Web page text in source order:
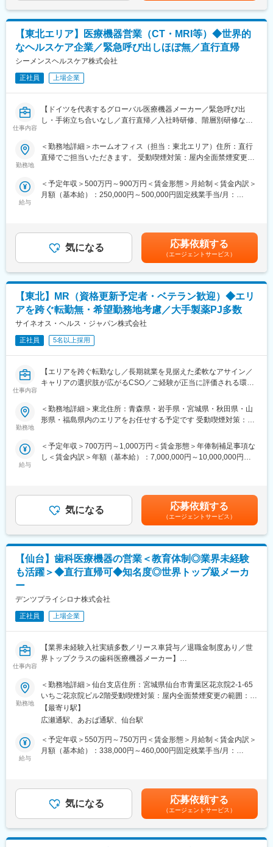
に台湾証券取引所への上場を果たすなど、成長し続けています。
変更の範囲：会社の定める業務
（3）レアディジーズMR：希少疾患の疾患啓発から治療導入に繋
げる活動
【入社後のキャリアパス】
・MRとして専門性を高めていく方やマネジメントにキャリアアッ
プする方、あるいは営業統括部、マーケティング部など営業本部
内の他部署で活躍される方や経営企画部や人事部など営業本部以
外の本部で活躍される方もいます。また、公募制や自己申告制度
を通じて、ご自身のキャリアについて意思表示できる機会もあり
ます。
【社風】
・歴史ある会社ながら、組織はフラットで風通しが良く、チャレ
は「Boost2028～"力強い住友ファーマ"への加速」を掲げ、研究開
発型ファーマとしての価値創造を力強く推進すべく、2026年4月
ようとしています。
・また、積極的にダイバーシティ＆インクルージョンの取組を実
施しており、年齢や性別等の属性にとらわれることなく、能力を
ことに重きを置いています。
変更の範囲：会社の定める業務
【東北エリア】医療機器営業（CT・MRI等）◆世界的
なヘルスケア企業／緊急呼び出しほぼ無／直行直帰
シーメンスヘルスケア株式会社
正社員 上場企業
仕事内容
【ドイツを代表するグローバル医療機器メーカー／緊急呼び出
し・手術立ち合いなし／直行直帰／入社時研修、階層別研修など
働きがい認定企業」受賞】
院に対してシーメンス社製の大型医療機器を納入すべく、営業活
動していただきます。
・自社製品の販売と販売後フォローなどの営業活動やソリューシ
ョン提案
※製品毎に技術営業の方が社内にいるため、専門性が高い分野の営
業は同行します。
■ミッション／身につくスキル
顧客の導入・購入形態に関して多岐にわたる提案を求められるた
め、戦略的な思考で提案型の営業活動を行い、シェア拡大がミッ
ションとなります。
高品質かつ、医療従事者様や患者様にとって使い勝手の良い製品
身に付けられます。
製品研修、3か月程OJTの実施。先輩社員同行のもと従事しながら
他製品のOJT等も実施いたします。
東北営業所は、マネジャー以下６名のチーム構成。
新卒の若手～経験豊富な50代まで幅広い年齢層で、東北6県/4営業
■同社の特徴
CTやMRIなど最先端の画像診断装置、医療ITの分野でも製品やサ
ービスを展開するグローバルリーディングカンパニーで、日本国
内においても130年以上の長い歴史を持ちます。直近では「フォ
トンカウンティングCT」と呼ばれる世界初の高解像度CTを開発販
売するなど、常に製品品質と技術力の高さで高い評価を獲得し続
けております。
勤務地
＜勤務地詳細＞ホームオフィス（担当：東北エリア）住所：直行
直帰でご担当いただきます。 受動喫煙対策：屋内全面禁煙変更の
給与
＜予定年収＞500万円～900万円＜賃金形態＞月給制＜賃金内訳＞
月額（基本給）：250,000円～500,000円固定残業手当/月：
給与詳細は経験・能力・前職給与等を踏まえて決定致します。■昇
給：年1回（10月）■賞与：年2回（6月・12月）賃金はあくまでも
目安の金額であり、選考を通じて上下する可能性があります。月
給(月額)は固定手当を含めた表記です。
気になる 応募依頼する
（エージェントサービス）
【東北】MR（資格更新予定者・ベテラン歓迎）◆エリ
アを跨ぐ転勤無・希望勤務地考慮／大手製薬PJ多数
サイネオス・ヘルス・ジャパン株式会社
正社員 5名以上採用
仕事内容
【エリアを跨ぐ転勤なし／長期就業を見据えた柔軟なアサイン／
キャリアの選択肢が広がるCSO／ご経験が正当に評価される環
【はじめに】
～50代まで幅広く活躍しており、長期就業も叶う環境です。
医師、薬剤師に課題解決するための医薬品情報を提供、副作用情
報を収集を行っていただきます。
《具体的には...》
■新薬のプロモーション
■長期収載品の市場拡大
■ジェネリック医薬品のプロモーション
ご認識の程よろしくお願いします※
【魅力ポイント】
初任地希望だけでなく、エリアを跨いでの転勤はないため、転勤
負担が軽減できます。2ndプロジェクト以降も希望や適性に応じ
■キャリアの選択肢を広げる働き方：
スペシャリティ領域への挑戦、新薬PJなど市場価値を高める機
会、自身の強みを活かしたPJ相談などが可能です。定期的な面談
を通じて、その時々に応じたプロジェクトを提示するなどフレキ
シブルにキャリアが形成できます。その他、本社部門（マネージ
ャー、研修部門など）への道もあります。
また、在籍年数が増えると永年勤続報奨金や四半期一時金などの
手当もアップします。つまり、やりがいや努力がきちんと報われ
る報酬制度になっています。
勤務地
＜勤務地詳細＞東北住所：青森県・岩手県・宮城県・秋田県・山
形県・福島県内のエリアをお任せする予定です 受動喫煙対策：屋
む）
給与
＜予定年収＞700万円～1,000万円＜賃金形態＞年俸制補足事項な
し＜賃金内訳＞年額（基本給）：7,000,000円～10,000,000円＜
年間最大40万円※ただし支給条件有。賃金はあくまでも目安の金
額であり、選考を通じて上下する可能性があります。月給(月額)は
固定手当を含めた表記です。
気になる 応募依頼する
（エージェントサービス）
【仙台】歯科医療機器の営業＜教育体制◎業界未経験
も活躍＞◆直行直帰可◆知名度◎世界トップ級メーカ
ー
デンツプライシロナ株式会社
正社員 上場企業
仕事内容
【業界未経験入社実績多数／リース車貸与／退職金制度あり／世
界トップクラスの歯科医療機器メーカー】
■業務内容
歯科治療用チェアやCAD/CAM機器製品などの歯科医療機器販売デ
ィーラーを介した歯科医院への営業担当の募集です。
■業務詳細
・高額医療機器（150万円～2,000万程度）の提案・販売を行う
・お客様向けのセミナーの企画・実施を行う
行う。
・機器導入前に、歯科医師、歯科医院のスタッフと共に動線、配
置スペースを検討しレイアウトを提案する。その際に配管・電気
・機器導入決定後、配管の立ち上げ・必要電気系統設備など図面
勤務地
＜勤務地詳細＞仙台支店住所：宮城県仙台市青葉区花京院2-1-65
いちご花京院ビル2階受動喫煙対策：屋内全面禁煙変更の範囲：会
社の定める事業所
【最寄り駅】
広瀬通駅、あおば通駅、仙台駅
給与
＜予定年収＞550万円～750万円＜賃金形態＞月給制＜賃金内訳＞
月額（基本給）：338,000円～460,000円固定残業手当/月：
想定年収はインセンティブを含む金額です。※経験・能力・スキル
に応じ、選考の過程を通じて決定します。賃金はあくまでも目安
の金額であり、選考を通じて上下する可能性があります。月給(月
額)は固定手当を含めた表記です。
気になる 応募依頼する
（エージェントサービス）